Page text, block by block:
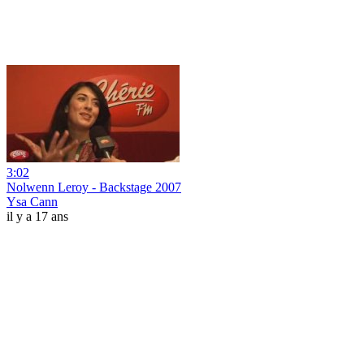
3:02
Nolwenn Leroy - Backstage 2007
Ysa Cann
il y a 17 ans